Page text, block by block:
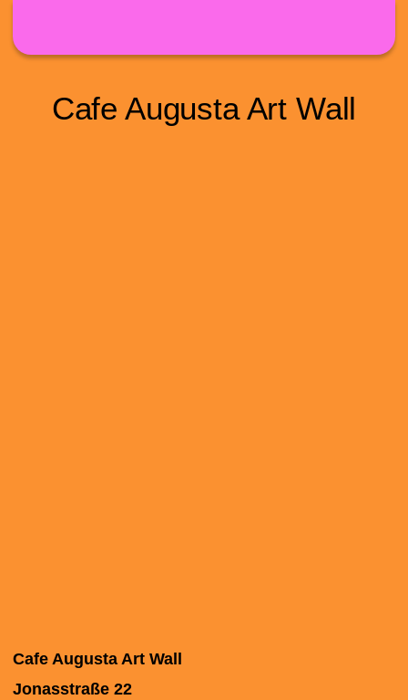
Cafe Augusta Art Wall
Cafe Augusta Art Wall
Jonasstraße 22